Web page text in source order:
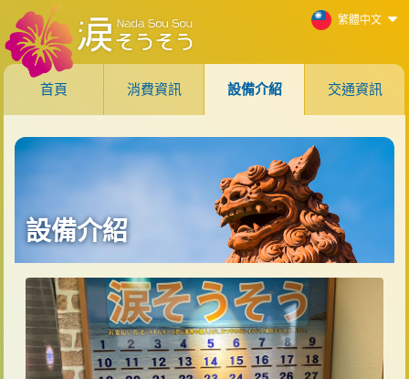
繁體中文
首頁 消費資訊 設備介紹 交通資訊
設備介紹